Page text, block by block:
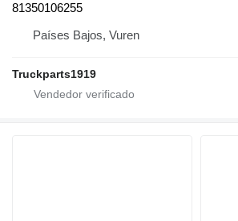
81350106255
Países Bajos, Vuren
Truckparts1919